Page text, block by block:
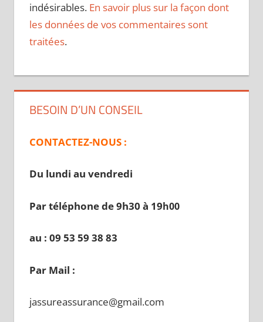
indésirables. En savoir plus sur la façon dont
les données de vos commentaires sont
traitées.
BESOIN D’UN CONSEIL
CONTACTEZ-NOUS :
Du lundi au vendredi
Par téléphone de 9h30 à 19h00
au : 09 53 59 38 83
Par Mail :
jassureassurance@gmail.com